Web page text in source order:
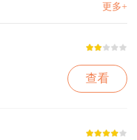
更多+
查看